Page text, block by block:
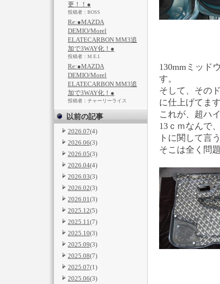
更！！●
投稿者：BOSS
Re:●MAZDA
DEMIO/Morel
ELATECARBON MM3追
加で3WAY化！●
投稿者：M.E.I.
Re:●MAZDA
DEMIO/Morel
ELATECARBON MM3追
加で3WAY化！●
投稿者：チャーリーライス
以前の記事
2026.07(4)
2026.06(3)
2026.05(3)
2026.04(4)
2026.03(3)
2026.02(3)
2026.01(3)
2025.12(5)
2025.11(7)
2025.10(3)
2025.09(3)
2025.08(7)
2025.07(1)
2025.06(3)
130mmミッド
す。
そして、その
に仕上げてま
これが、超ハ
13ｃｍなんで
トに関して言
そこは全く問